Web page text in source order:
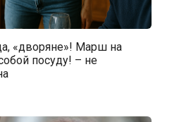
«дворяне»! Марш на
посуду! – не